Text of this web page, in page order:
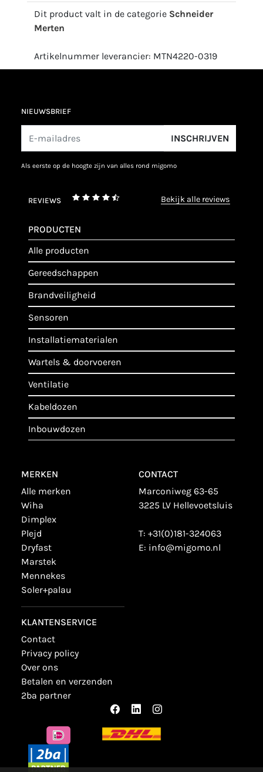
Dit product valt in de categorie Schneider
Merten
Artikelnummer leverancier: MTN4220-0319
NIEUWSBRIEF
INSCHRIJVEN
als eerste op de hoogte zijn van alles rond migomo
REVIEWS bekijk alle reviews
PRODUCTEN
alle producten
gereedschappen
brandveiligheid
sensoren
installatiematerialen
wartels & doorvoeren
ventilatie
kabeldozen
inbouwdozen
MERKEN
alle merken
wiha
dimplex
plejd
dryfast
marstek
mennekes
soler+palau
KLANTENSERVICE
contact
privacy policy
over ons
betalen en verzenden
2ba partner
CONTACT
Marconiweg 63-65
3225 LV Hellevoetsluis
T: +31(0)181-324063
E: info@migomo.nl